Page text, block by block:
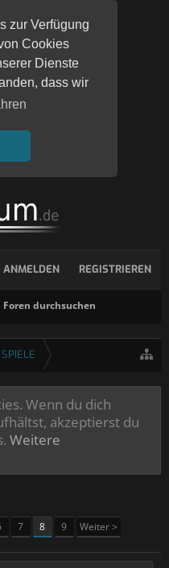
zur Verfügung
Cookies
Dienste
dass wir
Foren durchsuchen
ANMELDEN REGISTRIEREN
Wenn du dich
akzeptierst du
Weitere
7 8 9 Weiter >